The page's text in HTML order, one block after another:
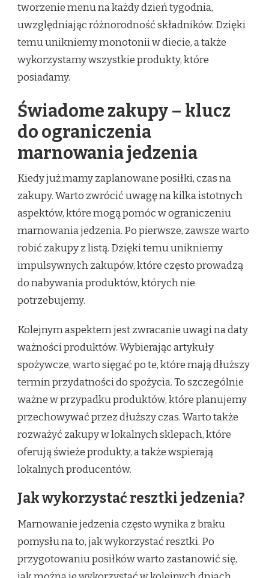
tworzenie menu na każdy dzień tygodnia,
uwzględniając różnorodność składników. Dzięki
temu unikniemy monotonii w diecie, a także
wykorzystamy wszystkie produkty, które
posiadamy.
Świadome zakupy – klucz
do ograniczenia
marnowania jedzenia
Kiedy już mamy zaplanowane posiłki, czas na
zakupy. Warto zwrócić uwagę na kilka istotnych
aspektów, które mogą pomóc w ograniczeniu
marnowania jedzenia. Po pierwsze, zawsze warto
robić zakupy z listą. Dzięki temu unikniemy
impulsywnych zakupów, które często prowadzą
do nabywania produktów, których nie
potrzebujemy.
Kolejnym aspektem jest zwracanie uwagi na daty
ważności produktów. Wybierając artykuły
spożywcze, warto sięgać po te, które mają dłuższy
termin przydatności do spożycia. To szczególnie
ważne w przypadku produktów, które planujemy
przechowywać przez dłuższy czas. Warto także
rozważyć zakupy w lokalnych sklepach, które
oferują świeże produkty, a także wspierają
lokalnych producentów.
Jak wykorzystać resztki jedzenia?
Marnowanie jedzenia często wynika z braku
pomysłu na to, jak wykorzystać resztki. Po
przygotowaniu posiłków warto zastanowić się,